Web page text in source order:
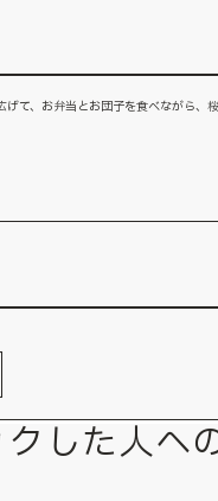
て、お弁当とお団子を食べながら、
した人へ